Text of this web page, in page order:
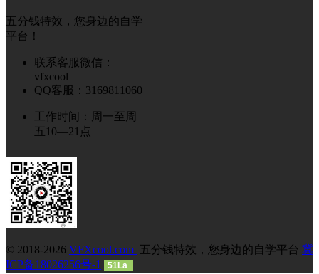
五分钱特效，您身边的自学
平台！
联系客服微信：
vfxcool
QQ客服：3169811060
工作时间：周一至周
五10—21点
© 2018-2026 VFXcool.com 五分钱特效，您身边的自学平台 冀
ICP备18026256号-1
51La